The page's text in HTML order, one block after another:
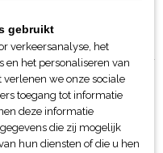
>Voor haar
gebruikt
verkeersanalyse, het
en het personaliseren van
verlenen we onze sociale
toegang tot informatie
deze informatie
die zij mogelijk
hun diensten of die u hen